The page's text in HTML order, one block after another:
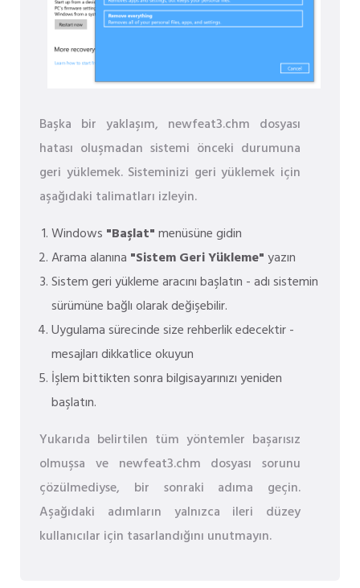
Başka bir yaklaşım, newfeat3.chm dosyası
hatası oluşmadan sistemi önceki durumuna
geri yüklemek. Sisteminizi geri yüklemek için
aşağıdaki talimatları izleyin.
Windows "Başlat"menüsüne gidin
Arama alanına "Sistem Geri Yükleme"yazın
Sistem geri yükleme aracını başlatın - adı sistemin
sürümüne bağlı olarak değişebilir.
Uygulama sürecinde size rehberlik edecektir -
mesajları dikkatlice okuyun
İşlem bittikten sonra bilgisayarınızı yeniden
başlatın.
Yukarıda belirtilen tüm yöntemler başarısız
olmuşsa ve newfeat3.chm dosyası sorunu
çözülmediyse, bir sonraki adıma geçin.
Aşağıdaki adımların yalnızca ileri düzey
kullanıcılar için tasarlandığını unutmayın.